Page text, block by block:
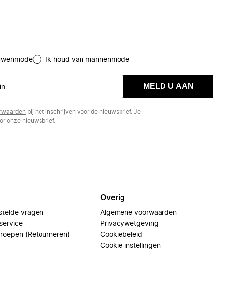
Ik houd van mannenmode
MELD U AAN
bij het inschrijven voor de nieuwsbrief. Je
onze nieuwsbrief.
vragen
(Retourneren)
Overig
Algemene voorwaarden
Privacywetgeving
Cookiebeleid
Cookie instellingen